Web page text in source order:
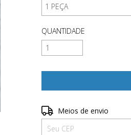
QUANTIDADE
Entregas para o CEP:
Meios de envio